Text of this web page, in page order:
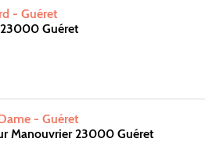
- Guéret
Guéret
- Guéret
Manouvrier 23000 Guéret